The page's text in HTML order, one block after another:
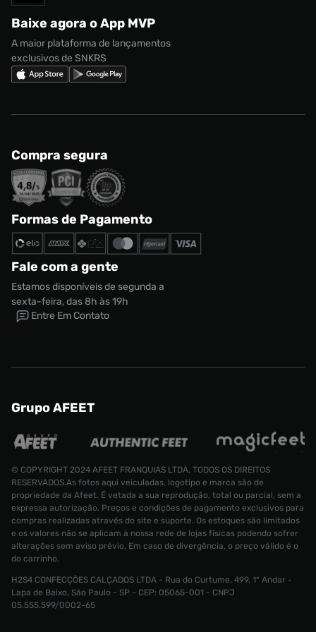
Tênis Jordan CMFT Era Masculino
Nike Shox
Regulamento CRM/ CASHBACK
Regulamento Cupom
Baixe agora o App MVP
A maior plataforma de lançamentos
exclusivos de SNKRS
Compra segura
Formas de Pagamento
Fale com a gente
Estamos disponíveis de segunda a
sexta-feira, das 8h às 19h
Entre Em Contato
Grupo AFEET
© COPYRIGHT 2024 AFEET FRANQUIAS LTDA. TODOS OS DIREITOS
RESERVADOS.As fotos aqui veiculadas, logotipo e marca são de
propriedade da Afeet. É vetada a sua reprodução, total ou parcial, sem a
expressa autorização. Preços e condições de pagamento exclusivos para
compras realizadas através do site e suporte. Os estoques são limitados
e os valores não se aplicam à nossa rede de lojas físicas podendo sofrer
alterações sem aviso prévio. Em caso de divergência, o preço válido é o
do carrinho.
H2S4 CONFECÇÕES CALÇADOS LTDA - Rua do Curtume, 499, 1° Andar -
Lapa de Baixo, São Paulo - SP - CEP: 05065-001 - CNPJ
05.555.599/0002-65